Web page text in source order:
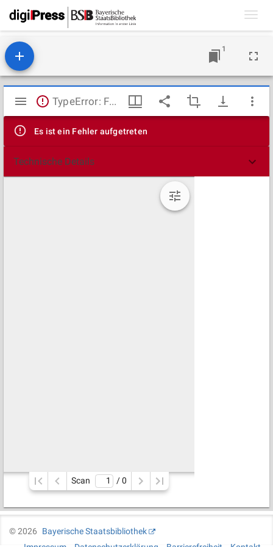
1
Mirador
Viewer
TypeError: Failed to fetch
Es ist ein Fehler aufgetreten
Technische Details
Scan / 0
©2026
Bayerische Staatsbibliothek